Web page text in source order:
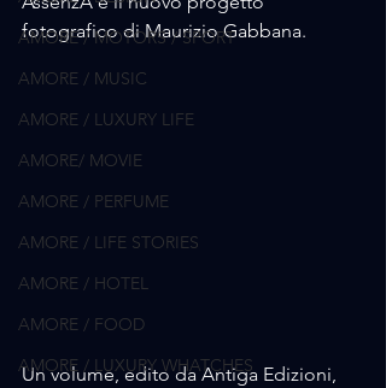
AMORE / MOTORS / SPORT
AMORE / MUSIC
AMORE / LUXURY LIFE
AMORE/ MOVIE
AMORE / PERFUME
AMORE / LIFE STORIES
AMORE / HOTEL
AMORE / FOOD
AMORE / LUXURY WHATCHES
fotografico di Maurizio Gabbana.
Un volume, edito da Antiga Edizioni,